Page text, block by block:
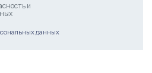
и
данных